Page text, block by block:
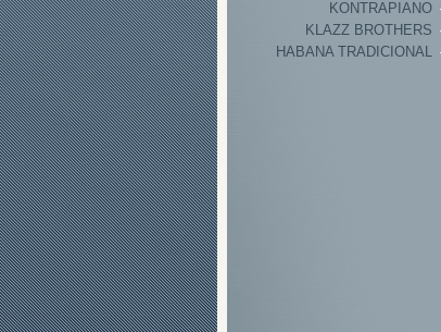
KONTRAPIANO
KLAZZ BROTHERS
HABANA TRADICIONAL